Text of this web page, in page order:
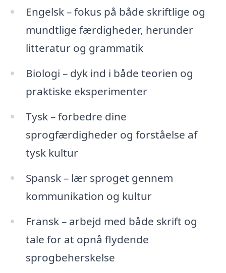
Engelsk – fokus på både skriftlige og
mundtlige færdigheder, herunder
litteratur og grammatik
Biologi – dyk ind i både teorien og
praktiske eksperimenter
Tysk – forbedre dine
sprogfærdigheder og forståelse af
tysk kultur
Spansk – lær sproget gennem
kommunikation og kultur
Fransk – arbejd med både skrift og
tale for at opnå flydende
sprogbeherskelse